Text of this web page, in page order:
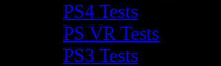
PS4 Tests
PS VR Tests
PS3 Tests